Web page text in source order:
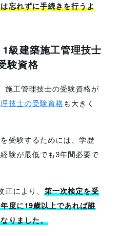
忘れずに手続きを行うよ
1級建築施工管理技士
験資格
施工管理技士の受験資格が
技士の受験資格も大きく
受験するためには、学歴
験が最低でも3年間必要で
により、 第一次検定を受
度に19歳以上であれば誰
りました。